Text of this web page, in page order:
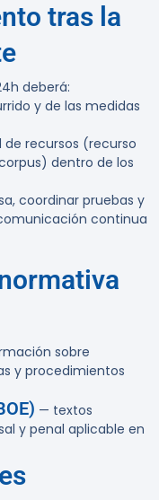
tras la
deberá:
y de las medidas
de recursos (recurso
dentro de los
coordinar pruebas y
continua
sobre
y procedimientos
— textos
y penal aplicable en